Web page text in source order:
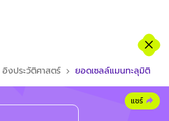
อิงประวัติศาสตร์ ยอดเซลล์แมนทะลุมิติ
แชร์